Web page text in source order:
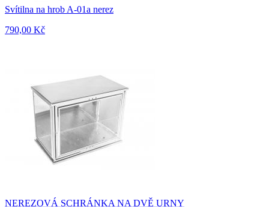
Svítilna na hrob A-01a nerez
790,00 Kč
NEREZOVÁ SCHRÁNKA NA DVĚ URNY